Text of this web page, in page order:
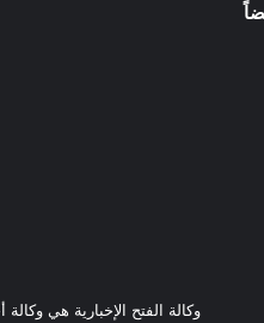
وكالة الفتح الإخبارية هي